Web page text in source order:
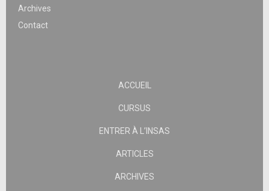
Archives
Contact
ACCUEIL
CURSUS
ENTRER À L’INSAS
ARTICLES
ARCHIVES